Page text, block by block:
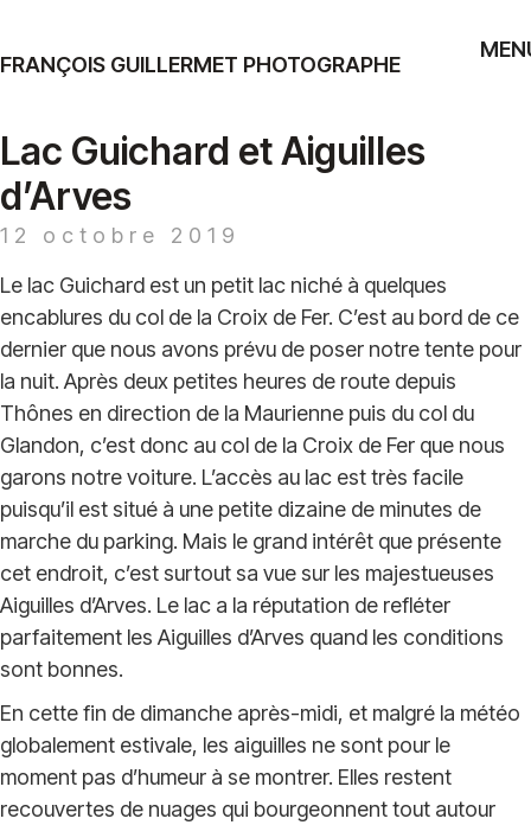
FRANÇOIS GUILLERMET PHOTOGRAPHE
Lac Guichard et Aiguilles
d’Arves
12 octobre 2019
Le lac Guichard est un petit lac niché à quelques
encablures du col de la Croix de Fer. C’est au bord de ce
dernier que nous avons prévu de poser notre tente pour
la nuit. Après deux petites heures de route depuis
Thônes en direction de la Maurienne puis du col du
Glandon, c’est donc au col de la Croix de Fer que nous
garons notre voiture. L’accès au lac est très facile
puisqu’il est situé à une petite dizaine de minutes de
marche du parking. Mais le grand intérêt que présente
cet endroit, c’est surtout sa vue sur les majestueuses
Aiguilles d’Arves. Le lac a la réputation de refléter
parfaitement les Aiguilles d’Arves quand les conditions
sont bonnes.
En cette fin de dimanche après-midi, et malgré la météo
globalement estivale, les aiguilles ne sont pour le
moment pas d’humeur à se montrer. Elles restent
recouvertes de nuages qui bourgeonnent tout autour